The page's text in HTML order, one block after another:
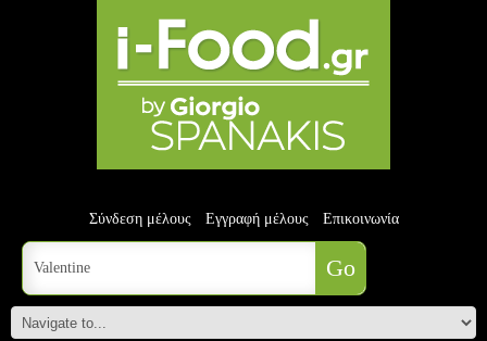
Σύνδεση μέλους Εγγραφή μέλους Επικοινωνία